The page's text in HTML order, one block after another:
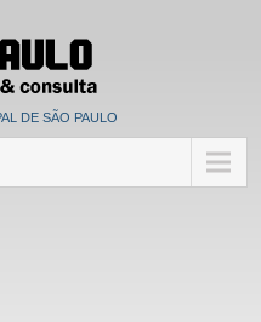
DE SÃO PAULO